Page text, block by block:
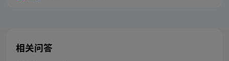
相关问答